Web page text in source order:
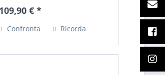
base alla temperatura del liquido
109,90 € *
Confronta Ricorda